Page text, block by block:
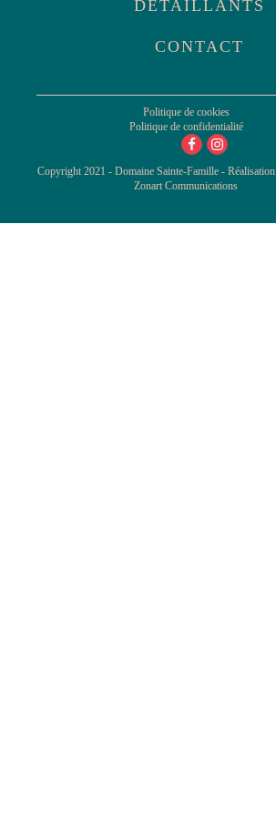
DÉTAILLANTS
CONTACT
Copyright 2021 - Domaine Sainte-Famille - Réalisation
Zonart Communications
Politique de cookies
Politique de confidentialité